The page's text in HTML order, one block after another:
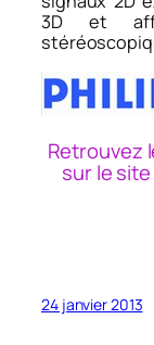
3D et
Retrouvez
sur le site
24 janvier 2013